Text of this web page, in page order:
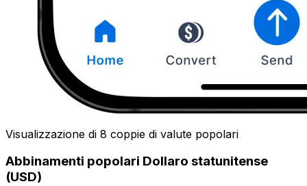
Visualizzazione di 8 coppie di valute popolari
Abbinamenti popolari Dollaro statunitense
(USD)